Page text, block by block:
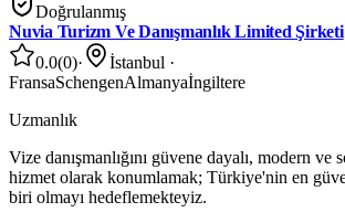
Doğrulanmış
Nuvia Turizm Ve Danışmanlık Limited Şirketi
0.0(0)· İstanbul ·
FransaSchengenAlmanyaİngiltere
Uzmanlık
Vize danışmanlığını güvene dayalı, modern ve
hizmet olarak konumlamak; Türkiye'nin en
biri olmayı hedeflemekteyiz.